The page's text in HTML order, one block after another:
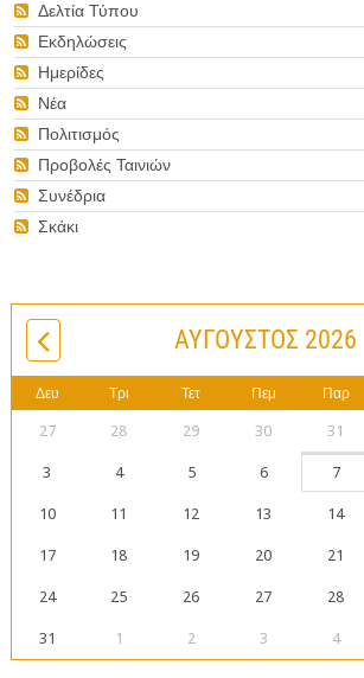
Δελτία Τύπου
Εκδηλώσεις
Ημερίδες
Νέα
Πολιτισμός
Προβολές Ταινιών
Συνέδρια
Σκάκι
ΑΎΓΟΥΣΤΟΣ 2026
Δευ Τρι Τετ Πεμ Παρ
27 28 29 30 31
3 4 5 6 7
10 11 12 13 14
17 18 19 20 21
24 25 26 27 28
31 1 2 3 4